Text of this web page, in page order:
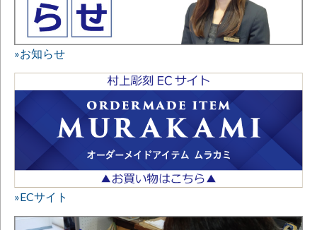
»お知らせ
»ECサイト